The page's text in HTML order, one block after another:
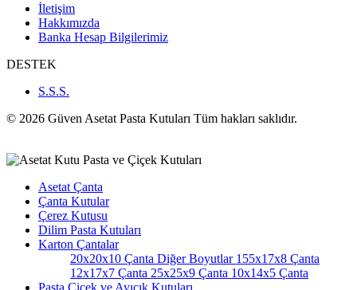
İletişim
Hakkımızda
Banka Hesap Bilgilerimiz
DESTEK
S.S.S.
© 2026 Güven Asetat Pasta Kutuları Tüm hakları saklıdır.
Asetat Çanta
Çanta Kutular
Çerez Kutusu
Dilim Pasta Kutuları
Karton Çantalar
20x20x10 Çanta Diğer Boyutlar155x17x8 Çanta
12x17x7 Çanta 25x25x9 Çanta 10x14x5 Çanta
Pasta Çiçek ve Ayıcık Kutuları